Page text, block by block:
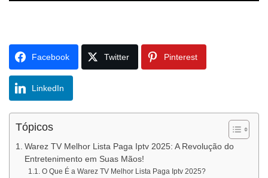
Facebook Twitter Pinterest
LinkedIn
Tópicos
Warez TV Melhor Lista Paga Iptv 2025: A Revolução do
Entretenimento em Suas Mãos!
O Que É a Warez TV Melhor Lista Paga Iptv 2025?